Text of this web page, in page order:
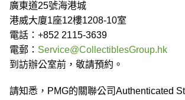
廣東道25號海港城
港威大廈1座12樓1208-10室
電話：+852 2115-3639
電郵： Service@CollectiblesGroup.hk
到訪辦公室前，敬請預約。
請知悉，PMG的關聯公司Authenticated